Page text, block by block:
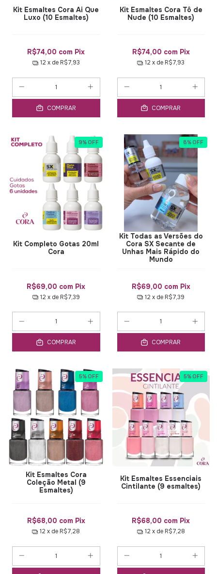
Kit Esmaltes Cora Ai Que
Luxo (10 Esmaltes)
R$74,00 com Pix
12 x de R$7,93
COMPRAR
Kit Esmaltes Cora Tô de
Nude (10 Esmaltes)
R$74,00 com Pix
12 x de R$7,93
COMPRAR
9% OFF
Kit Completo Gotas 20ml
Cora
R$69,00 com Pix
12 x de R$7,39
COMPRAR
8% OFF
Kit Todas as Versões do
Cora SX Secante de
Unhas Mais Rápido do
Mundo
R$69,00 com Pix
12 x de R$7,39
COMPRAR
5% OFF
Kit Esmaltes Cora
Coleção Metal (9
Esmaltes)
R$68,00 com Pix
12 x de R$7,28
5% OFF
Kit Esmaltes Essenciais
Cintilante (9 esmaltes)
R$68,00 com Pix
12 x de R$7,28